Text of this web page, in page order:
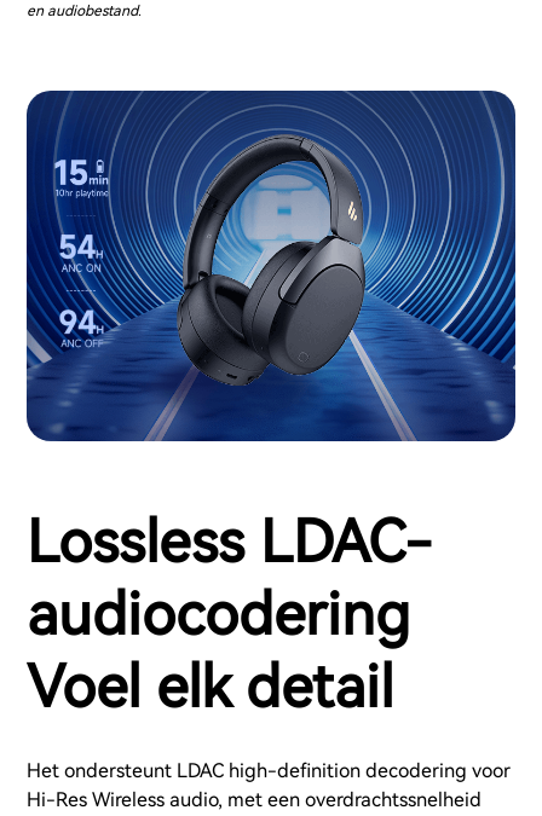
en audiobestand.
Lossless LDAC-
audiocodering
Voel elk detail
Het ondersteunt LDAC high-definition decodering voor
Hi-Res Wireless audio, met een overdrachtssnelheid